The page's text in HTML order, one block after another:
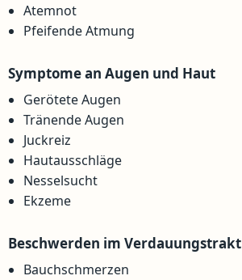
Atemnot
Pfeifende Atmung
Symptome an Augen und Haut
Gerötete Augen
Tränende Augen
Juckreiz
Hautausschläge
Nesselsucht
Ekzeme
Beschwerden im Verdauungstrakt
Bauchschmerzen